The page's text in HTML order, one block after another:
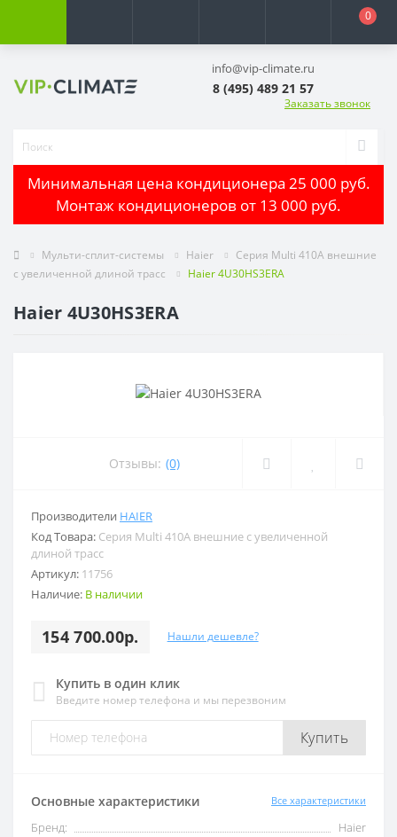
0
info@vip-climate.ru
8 (495) 489 21 57
Заказать звонок
Минимальная цена кондиционера 25 000 руб.
Монтаж кондиционеров от 13 000 руб.
Мульти-сплит-системы Haier
Серия Multi 410A внешние
с увеличенной длиной трасс
Haier 4U30HS3ERA
Haier 4U30HS3ERA
Отзывы: (0)
Производители HAIER
Код Товара: Серия Multi 410A внешние с увеличенной
длиной трасс
Артикул: 11756
Наличие: В наличии
154 700.00р. Нашли дешевле?
Купить в один клик
Введите номер телефона и мы перезвоним
Купить
Основные характеристики Все характеристики
Бренд:
Haier